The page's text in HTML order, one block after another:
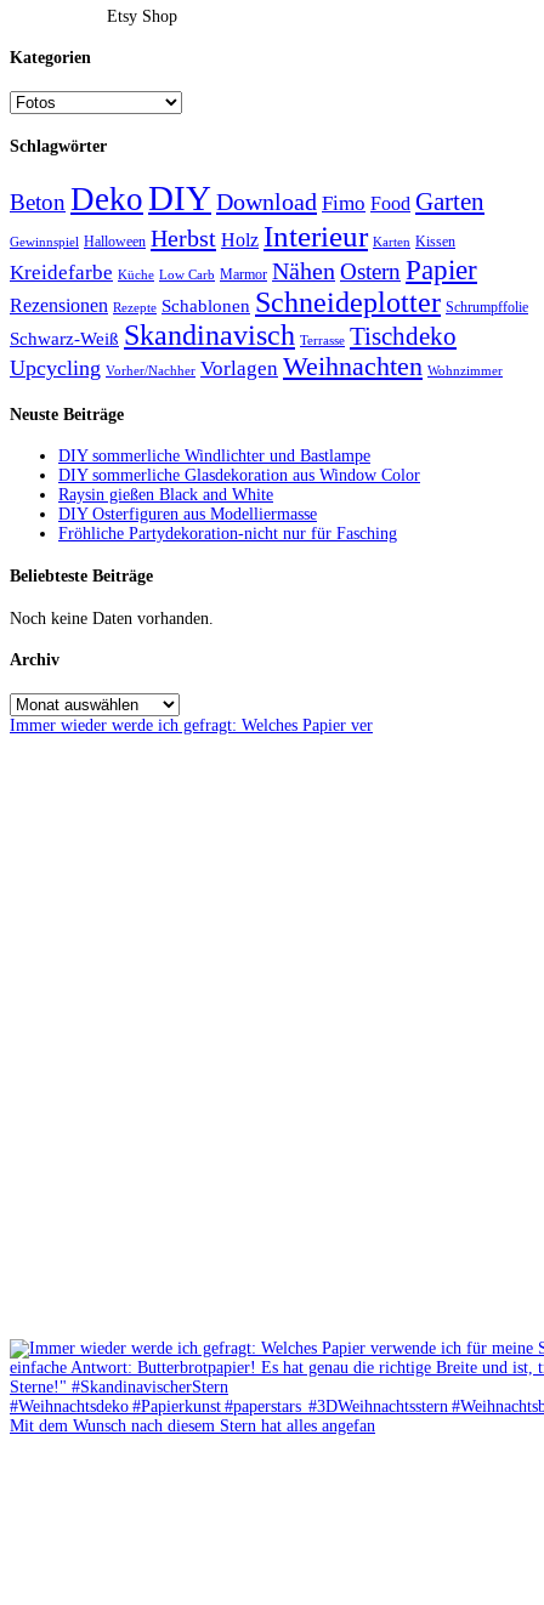
Etsy Shop
Kategorien
Schlagwörter
Beton DekoDIYDownload Fimo Food Garten
Gewinnspiel Halloween Herbst Holz Interieur Karten Kissen
Kreidefarbe Küche Low Carb Marmor Nähen Ostern Papier
Rezensionen Rezepte Schablonen Schneideplotter Schrumpffolie
Schwarz-Weiß Skandinavisch Terrasse Tischdeko
Upcycling Vorher/Nachher Vorlagen Weihnachten Wohnzimmer
Neuste Beiträge
DIY sommerliche Windlichter und Bastlampe
DIY sommerliche Glasdekoration aus Window Color
Raysin gießen Black and White
DIY Osterfiguren aus Modelliermasse
Fröhliche Partydekoration-nicht nur für Fasching
Beliebteste Beiträge
Noch keine Daten vorhanden.
Archiv
Immer wieder werde ich gefragt: Welches Papier ver
Mit dem Wunsch nach diesem Stern hat alles angefan